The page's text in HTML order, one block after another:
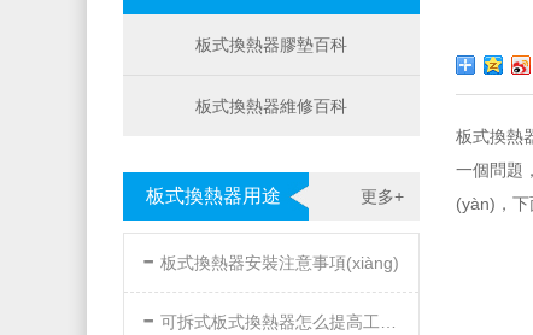
板式換熱器膠墊百科
板式換熱器維修百科
更多+
板式換熱器用途
- 板式換熱器安裝注意事項(xiàng)
- 可拆式板式換熱器怎么提高工作效率
板式換熱
一個問題
(yàn)